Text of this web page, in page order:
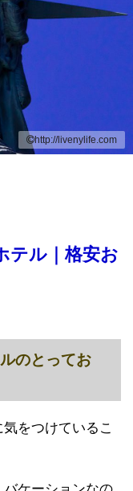
http://livenylife.com
テル｜格安お
のとってお
をつけているこ